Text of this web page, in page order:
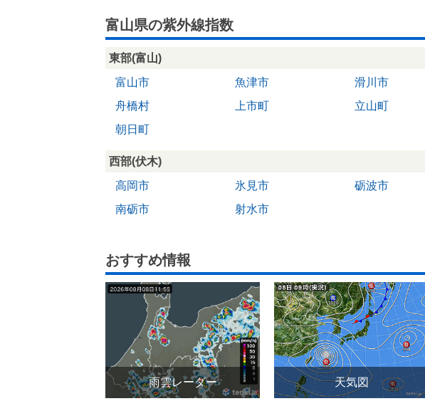
富山県の紫外線指数
東部(富山)
富山市
魚津市 滑川市
舟橋村
上市町 立山町
朝日町
西部(伏木)
高岡市
氷見市 砺波市
南砺市
射水市
おすすめ情報
雨雲レーダー 天気図